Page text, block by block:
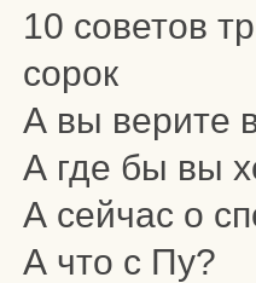
10 советов
сорок
А вы верите
А где бы вы
А сейчас о
А что с Пу?